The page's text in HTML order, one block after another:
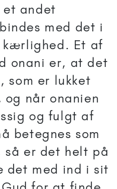
et andet
med det i
Et af
onani er, at det
som er lukket
og når onanien
og fulgt af
betegnes som
er det helt på
det med ind i sit